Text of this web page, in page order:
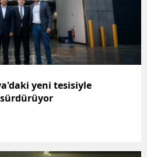
yeni tesisiyle